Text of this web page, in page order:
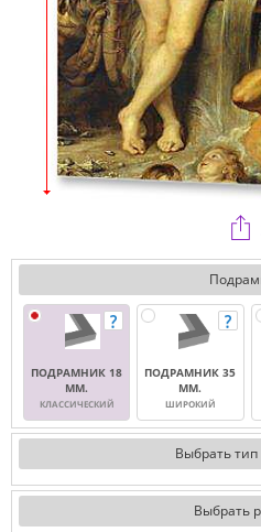
ПОДРАМНИК 18
ММ.
КЛАССИЧЕСКИЙ
ПОДРАМНИК 35
ММ.
ШИРОКИЙ
Выбрать
Выбрать